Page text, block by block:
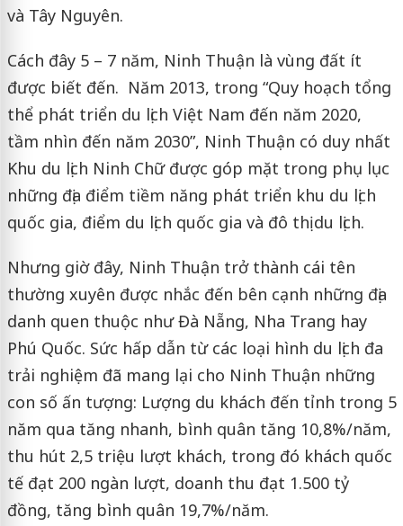
và Tây Nguyên.
Cách đây 5 – 7 năm, Ninh Thuận là vùng đất ít
được biết đến. Năm 2013, trong “Quy hoạch tổng
thể phát triển du lịch Việt Nam đến năm 2020,
tầm nhìn đến năm 2030”, Ninh Thuận có duy nhất
Khu du lịch Ninh Chữ được góp mặt trong phụ lục
những địa điểm tiềm năng phát triển khu du lịch
quốc gia, điểm du lịch quốc gia và đô thị du lịch.
Nhưng giờ đây, Ninh Thuận trở thành cái tên
thường xuyên được nhắc đến bên cạnh những địa
danh quen thuộc như Đà Nẵng, Nha Trang hay
Phú Quốc. Sức hấp dẫn từ các loại hình du lịch đa
trải nghiệm đã mang lại cho Ninh Thuận những
con số ấn tượng: Lượng du khách đến tỉnh trong 5
năm qua tăng nhanh, bình quân tăng 10,8%/năm,
thu hút 2,5 triệu lượt khách, trong đó khách quốc
tế đạt 200 ngàn lượt, doanh thu đạt 1.500 tỷ
đồng, tăng bình quân 19,7%/năm.